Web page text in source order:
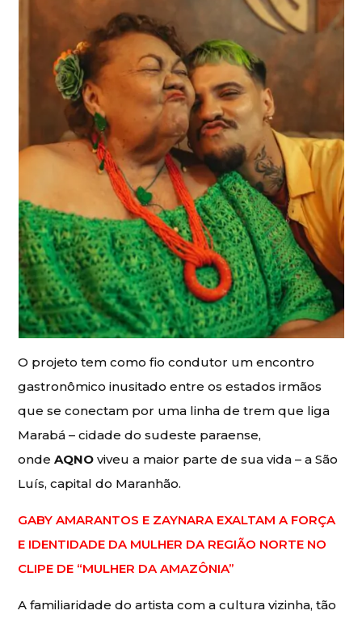
O projeto tem como fio condutor um encontro
gastronômico inusitado entre os estados irmãos
que se conectam por uma linha de trem que liga
Marabá – cidade do sudeste paraense,
ondeAQNOviveu a maior parte de sua vida – a São
Luís, capital do Maranhão.
GABY AMARANTOS E ZAYNARA EXALTAM A FORÇA
E IDENTIDADE DA MULHER DA REGIÃO NORTE NO
CLIPE DE “MULHER DA AMAZÔNIA”
A familiaridade do artista com a cultura vizinha, tão